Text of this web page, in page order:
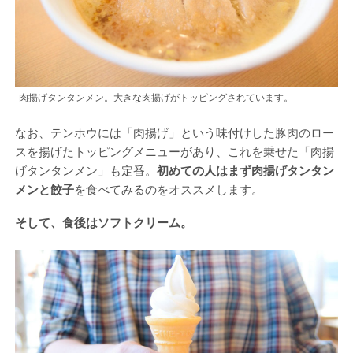
肉揚げタンタンメン。大きな肉揚げがトッピングされています。
なお、テンホウには「肉揚げ」という味付けした豚肉のロー
スを揚げたトッピングメニューがあり、これを乗せた「肉揚
げタンタンメン」も定番。 初めての人はまず肉揚げタンタン
メンと餃子を食べてみるのをオススメします。
そして、食後はソフトクリーム。